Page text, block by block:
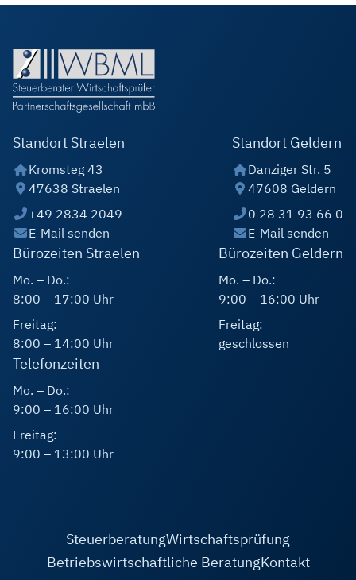
Standort Straelen
Kromsteg 43
47638 Straelen
+49 2834 2049
E-Mail senden
Standort Geldern
Danziger Str. 5
47608 Geldern
0 28 31 93 66 0
E-Mail senden
Bürozeiten Straelen
Mo. – Do.:
8:00 – 17:00 Uhr
Freitag:
8:00 – 14:00 Uhr
Bürozeiten Geldern
Mo. – Do.:
9:00 – 16:00 Uhr
Freitag:
geschlossen
Telefonzeiten
Mo. – Do.:
9:00 – 16:00 Uhr
Freitag:
9:00 – 13:00 Uhr
SteuerberatungWirtschaftsprüfung
Betriebswirtschaftliche BeratungKontakt